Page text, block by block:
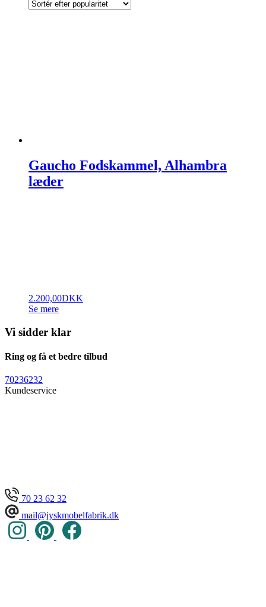
Gaucho Fodskammel, Alhambra
læder
2.200,00DKK
Se mere
Vi sidder klar
Ring og få et bedre tilbud
70236232
Kundeservice
70 23 62 32
mail@jyskmobelfabrik.dk